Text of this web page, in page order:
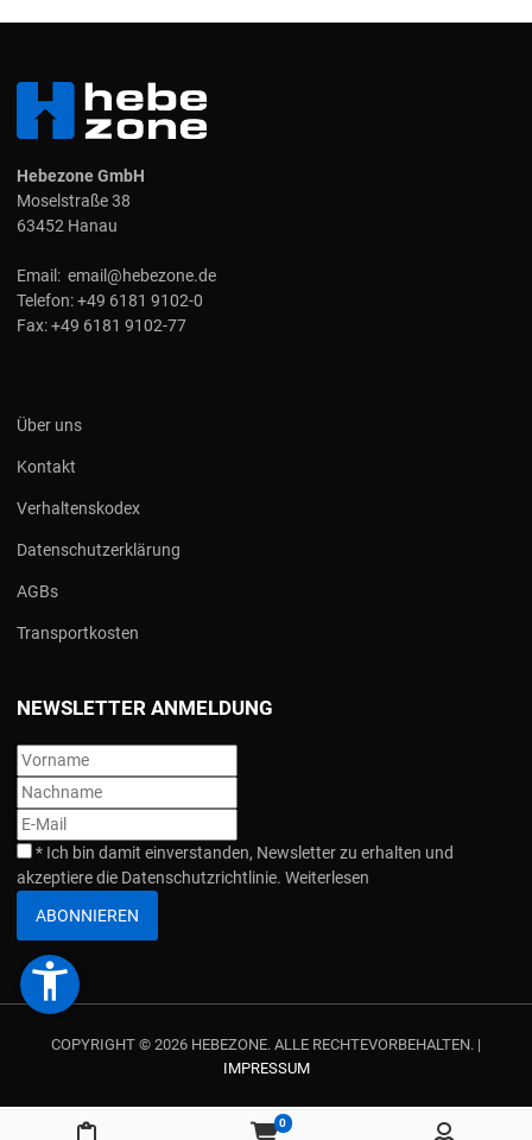
Meine Merkliste Warenkorb
0
Hebezone GmbH
Moselstraße 38
63452 Hanau
Email: email@hebezone.de
Telefon:+49 6181 9102-0
Fax:+49 6181 9102-77
Über uns
Kontakt
Verhaltenskodex
Datenschutzerklärung
AGBs
Transportkosten
NEWSLETTER ANMELDUNG
* Ich bin damit einverstanden, Newsletter zu erhalten und
akzeptiere die Datenschutzrichtlinie. Weiterlesen
ABONNIEREN
COPYRIGHT © 2026 HEBEZONE. ALLE RECHTEVORBEHALTEN. |
IMPRESSUM
accessibility_new